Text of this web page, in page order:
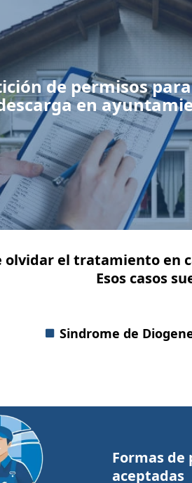
de permisos
en
olvidar el tratamiento en
Esos casos
Sindrome de
Formas de
aceptadas